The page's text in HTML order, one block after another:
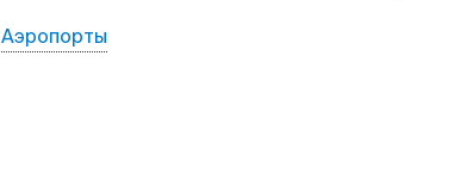
Аэропорты